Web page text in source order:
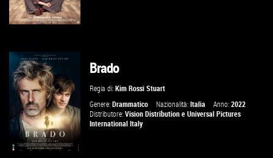
GUARDA IL TRAILER
VAI ALLA SCHEDA
Brado
Regia di:Kim Rossi Stuart
Genere:Drammatico Nazionalità:Italia Anno:2022
Distributore:Vision Distribution eUniversal Pictures
International Italy